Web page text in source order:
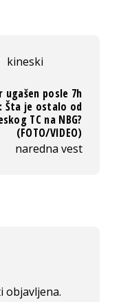
kineski
ugašen posle 7h
Šta je ostalo od
TC na NBG?
(FOTO/VIDEO)
naredna vest
objavljena.